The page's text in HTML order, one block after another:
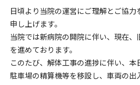
日頃より当院の運営にご理解とご協力
申し上げます。
当院では新病院の開院に伴い、現在
を進めております。
このたび、解体工事の進捗に伴い、本
駐車場の精算機等を移設し、車両の出